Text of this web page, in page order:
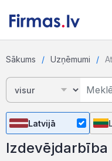
Sākums Uzņēmumi
Latvijā
Izdevējdarbība